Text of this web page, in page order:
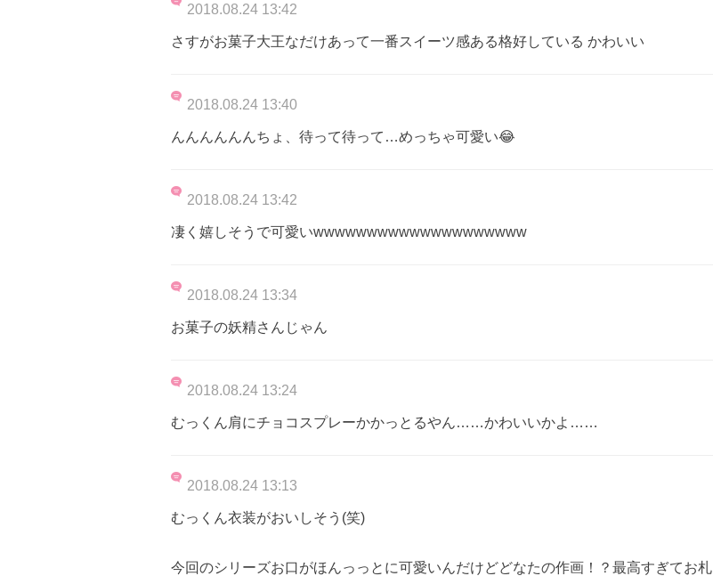
2018.08.24 13:42
さすがお菓子大王なだけあって一番スイーツ感ある格好している かわいい
2018.08.24 13:40
んんんんんんちょ、待って待って…めっちゃ可愛い😂
2018.08.24 13:42
凄く嬉しそうで可愛いwwwwwwwwwwwwwwwwwwww
2018.08.24 13:34
お菓子の妖精さんじゃん
2018.08.24 13:24
むっくん肩にチョコスプレーかかっとるやん……かわいいかよ……
2018.08.24 13:13
むっくん衣装がおいしそう(笑)
今回のシリーズお口がほんっっとに可愛いんだけどどなたの作画！？最高すぎてお札